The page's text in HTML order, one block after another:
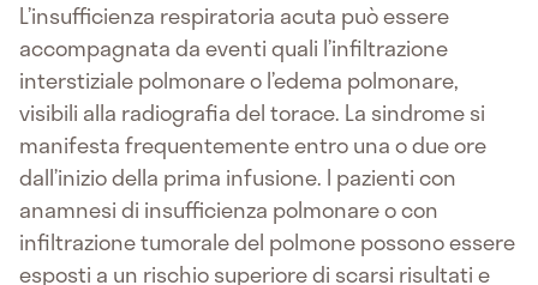
L’insufficienza respiratoria acuta può essere
accompagnata da eventi quali l’infiltrazione
interstiziale polmonare o l’edema polmonare,
visibili alla radiografia del torace. La sindrome si
manifesta frequentemente entro una o due ore
dall’inizio della prima infusione. I pazienti con
anamnesi di insufficienza polmonare o con
infiltrazione tumorale del polmone possono essere
esposti a un rischio superiore di scarsi risultati e